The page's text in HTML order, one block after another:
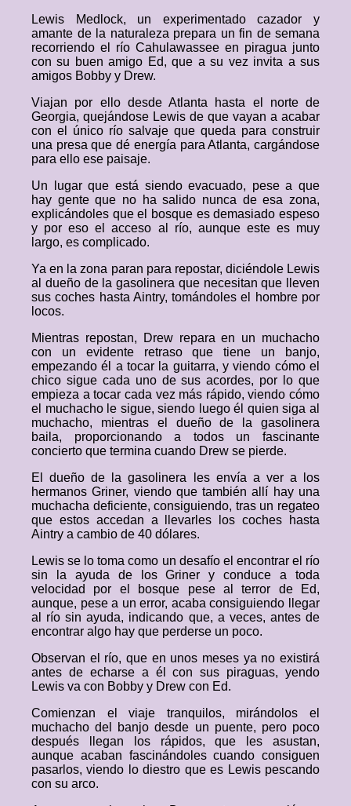
Lewis Medlock, un experimentado cazador y
amante de la naturaleza prepara un fin de semana
recorriendo el río Cahulawassee en piragua junto
con su buen amigo Ed, que a su vez invita a sus
amigos Bobby y Drew.
Viajan por ello desde Atlanta hasta el norte de
Georgia, quejándose Lewis de que vayan a acabar
con el único río salvaje que queda para construir
una presa que dé energía para Atlanta, cargándose
para ello ese paisaje.
Un lugar que está siendo evacuado, pese a que
hay gente que no ha salido nunca de esa zona,
explicándoles que el bosque es demasiado espeso
y por eso el acceso al río, aunque este es muy
largo, es complicado.
Ya en la zona paran para repostar, diciéndole Lewis
al dueño de la gasolinera que necesitan que lleven
sus coches hasta Aintry, tomándoles el hombre por
locos.
Mientras repostan, Drew repara en un muchacho
con un evidente retraso que tiene un banjo,
empezando él a tocar la guitarra, y viendo cómo el
chico sigue cada uno de sus acordes, por lo que
empieza a tocar cada vez más rápido, viendo cómo
el muchacho le sigue, siendo luego él quien siga al
muchacho, mientras el dueño de la gasolinera
baila, proporcionando a todos un fascinante
concierto que termina cuando Drew se pierde.
El dueño de la gasolinera les envía a ver a los
hermanos Griner, viendo que también allí hay una
muchacha deficiente, consiguiendo, tras un regateo
que estos accedan a llevarles los coches hasta
Aintry a cambio de 40 dólares.
Lewis se lo toma como un desafío el encontrar el río
sin la ayuda de los Griner y conduce a toda
velocidad por el bosque pese al terror de Ed,
aunque, pese a un error, acaba consiguiendo llegar
al río sin ayuda, indicando que, a veces, antes de
encontrar algo hay que perderse un poco.
Observan el río, que en unos meses ya no existirá
antes de echarse a él con sus piraguas, yendo
Lewis va con Bobby y Drew con Ed.
Comienzan el viaje tranquilos, mirándolos el
muchacho del banjo desde un puente, pero poco
después llegan los rápidos, que les asustan,
aunque acaban fascinándoles cuando consiguen
pasarlos, viendo lo diestro que es Lewis pescando
con su arco.